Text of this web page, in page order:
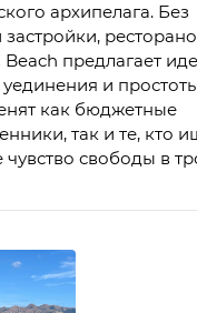
архипелага. Без
Beach предлагает
и
как бюджетные
так и те, кто
чувство свободы в